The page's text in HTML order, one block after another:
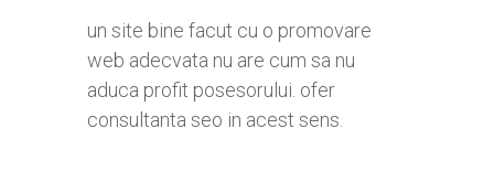
un site bine facut cu o promovare
web adecvata nu are cum sa nu
aduca profit posesorului. ofer
consultanta seo in acest sens.